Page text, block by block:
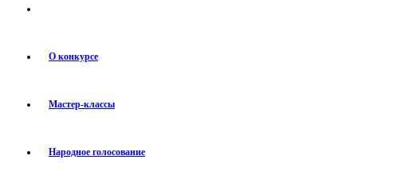
О конкурсе
Мастер-классы
Народное голосование